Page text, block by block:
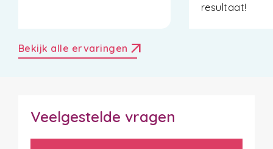
resultaat!
Bekijk alle ervaringen arrow_outward
Veelgestelde vragen